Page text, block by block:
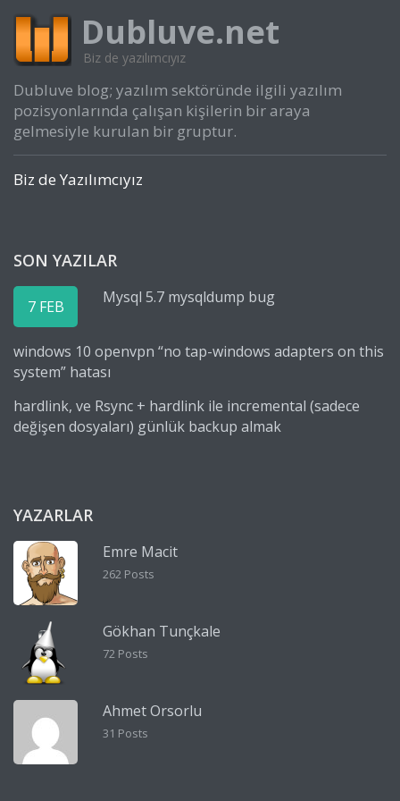
Dubluve.net
Biz de yazılımcıyız
Dubluve blog; yazılım sektöründe ilgili yazılım
pozisyonlarında çalışan kişilerin bir araya
gelmesiyle kurulan bir gruptur.
Biz de Yazılımcıyız
SON YAZILAR
7 FEB Mysql 5.7 mysqldump bug
windows 10 openvpn “no tap-windows adapters on this
system” hatası
hardlink, ve Rsync + hardlink ile incremental (sadece
değişen dosyaları) günlük backup almak
YAZARLAR
Emre Macit
262 Posts
Gökhan Tunçkale
72 Posts
Ahmet Orsorlu
31 Posts